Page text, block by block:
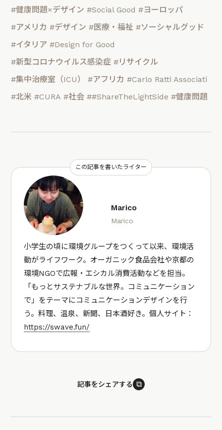
#健康問題×デザイン #Social Good #ヨーロッパ
#アメリカ #デザイン #医療・福祉 #ソーシャルグッド
#イタリア #Design for Good
#新型コロナウイルス感染症 #リサイクル
#集中治療室（ICU）
#アフリカ #Carlo Ratti Associati
#北米 #CURA #社会 ##ShareTheLightSide #健康問題
この記事を書いたライター
Marico
Marico
小学生の頃に環境グループをつくって以来、環境活
動がライフワーク。オーガニック食品会社や京都の
環境NGOで広報・エシカル消費活動などを担当。
「もっとサステナブルな世界。コミュニケーション
で」をテーマにコミュニケーションデザインを行
う。料理、温泉、新聞、日本酒好き。個人サイト：
https://swave.fun/
記事をシェアする ⧉